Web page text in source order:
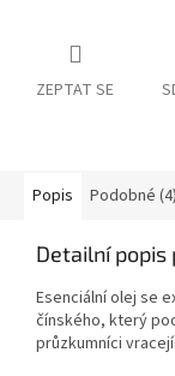
ZEPTAT SE
Popis Podobné (4)
Detailní popis
Esenciální olej se
čínského, který
průzkumníci